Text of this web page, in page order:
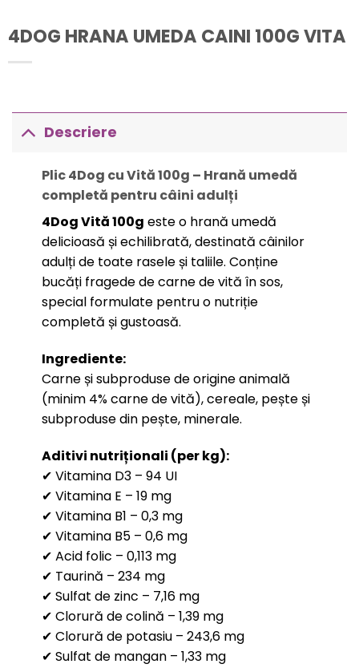
4DOG HRANA UMEDA CAINI 100G VITA
Descriere
Plic 4Dog cu Vită 100g – Hrană umedă
completă pentru câini adulți
4Dog Vită 100g este o hrană umedă
delicioasă și echilibrată, destinată câinilor
adulți de toate rasele și taliile. Conține
bucăți fragede de carne de vită în sos,
special formulate pentru o nutriție
completă și gustoasă.
Ingrediente:
Carne și subproduse de origine animală
(minim 4% carne de vită), cereale, pește și
subproduse din pește, minerale.
Aditivi nutriționali (per kg):
✔ Vitamina D3 – 94 UI
✔ Vitamina E – 19 mg
✔ Vitamina B1 – 0,3 mg
✔ Vitamina B5 – 0,6 mg
✔ Acid folic – 0,113 mg
✔ Taurină – 234 mg
✔ Sulfat de zinc – 7,16 mg
✔ Clorură de colină – 1,39 mg
✔ Clorură de potasiu – 243,6 mg
✔ Sulfat de mangan – 1,33 mg